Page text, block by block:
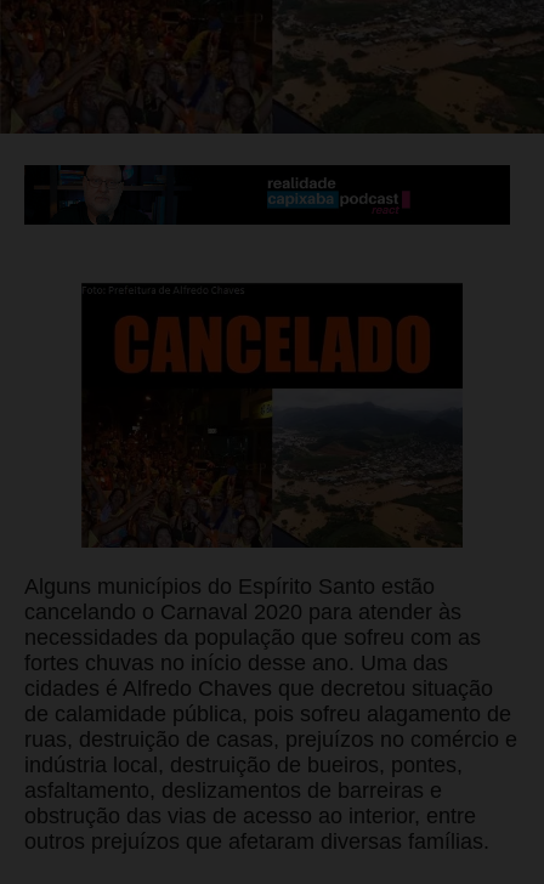
Alguns municípios do Espírito Santo estão
cancelando o Carnaval 2020 para atender às
necessidades da população que sofreu com as
fortes chuvas no início desse ano. Uma das
cidades é Alfredo Chaves que decretou situação
de calamidade pública, pois sofreu alagamento de
ruas, destruição de casas, prejuízos no comércio e
indústria local, destruição de bueiros, pontes,
asfaltamento, deslizamentos de barreiras e
obstrução das vias de acesso ao interior, entre
outros prejuízos que afetaram diversas famílias.